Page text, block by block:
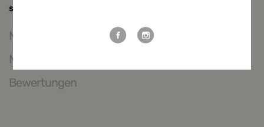
sind unvermeidbar und daher gewünschte Echtheitszeichen.
Maßtabelle
Mehr Informationen
Bewertungen